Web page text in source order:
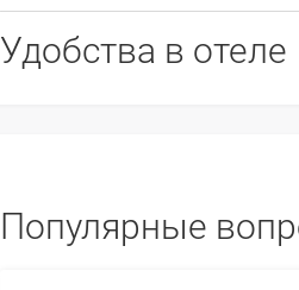
Удобства в отеле
Популярные